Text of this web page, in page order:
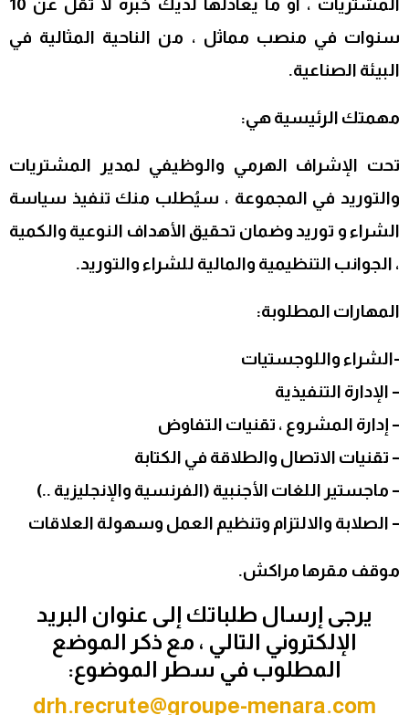
المشتريات ، أو ما يعادلها
لديك خبرة لا تقل عن 10
سنوات في منصب مماثل ، من الناحية المثالية في
البيئة الصناعية.
مهمتك الرئيسية هي:
تحت الإشراف الهرمي والوظيفي لمدير المشتريات
والتوريد في المجموعة ، سيُطلب منك تنفيذ سياسة
الشراء و توريد وضمان تحقيق الأهداف النوعية والكمية
، الجوانب التنظيمية والمالية للشراء والتوريد.
المهارات المطلوبة:
-الشراء واللوجستيات
– الإدارة التنفيذية
– إدارة المشروع ، تقنيات التفاوض
– تقنيات الاتصال والطلاقة في الكتابة
– ماجستير اللغات الأجنبية (الفرنسية والإنجليزية ..)
– الصلابة والالتزام وتنظيم العمل وسهولة العلاقات
موقف مقرها مراكش.
يرجى إرسال طلباتك إلى عنوان البريد
الإلكتروني التالي ، مع ذكر الموضع
المطلوب في سطر الموضوع:
drh.recrute@groupe-menara.com